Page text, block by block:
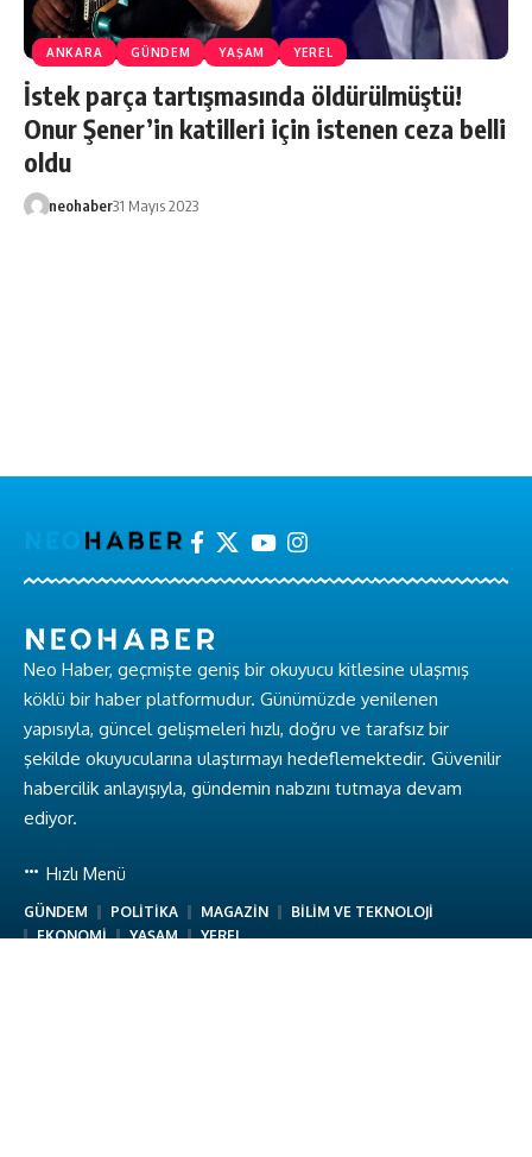
ANKARA GÜNDEM YAŞAM YEREL
İstek parça tartışmasında öldürülmüştü!
Onur Şener’in katilleri için istenen ceza belli
oldu
neohaber31 Mayıs 2023
Neo Haber, geçmişte geniş bir okuyucu kitlesine ulaşmış
köklü bir haber platformudur. Günümüzde yenilenen
yapısıyla, güncel gelişmeleri hızlı, doğru ve tarafsız bir
şekilde okuyucularına ulaştırmayı hedeflemektedir. Güvenilir
habercilik anlayışıyla, gündemin nabzını tutmaya devam
ediyor.
Hızlı Menü
GÜNDEM POLİTİKA MAGAZİN
BİLİM VE TEKNOLOJİ
EKONOMİ
YAŞAM YEREL